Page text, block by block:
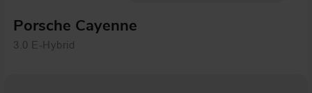
Porsche Cayenne
3.0 E-Hybrid